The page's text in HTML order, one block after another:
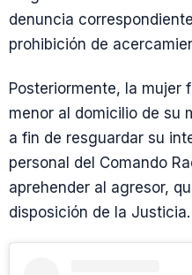
denuncia
prohibición de
Posteriormente, la mujer
menor al domicilio de su
a fin de resguardar su
personal del Comando
aprehender al agresor,
disposición de la Justicia.